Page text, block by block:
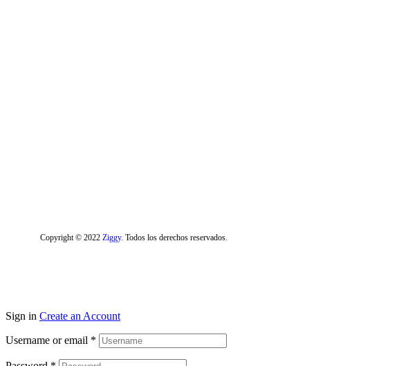
Copyright © 2022 Ziggy. Todos los derechos reservados.
Sign in Create an Account
Username or email *